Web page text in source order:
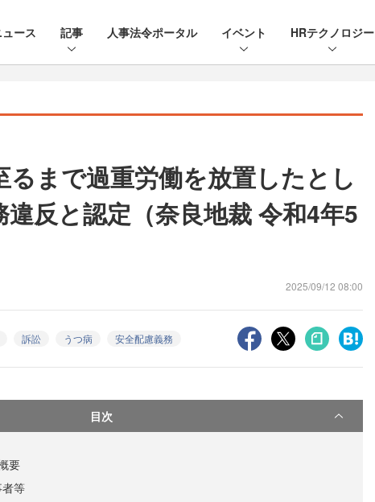
ュース 記事 人事法令ポータル イベント HRテクノロジー
るまで過重労働を放置したとし
反と認定（奈良地裁 令和4年5
2025/09/12 08:00
訴訟 うつ病 安全配慮義務
目次
要
者等